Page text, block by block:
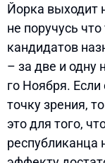
Йорка выходит
не поручусь
кандидатов
– за две и одну
го Ноября.
точку зрения,
это для того,
республиканца